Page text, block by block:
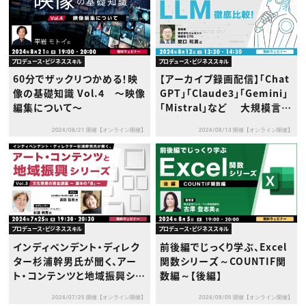
プロデュース・ビジネススキル
60分でザックリつかめる！映
像の基礎知識 Vol.4 〜映像
編集について〜
2024/08/21 開催【オンライン開催】
プロデュース・ビジネススキル
【アーカイブ録画配信】「Chat
GPT」「Claude3」「Gemini」
「Mistral」など 大規模言語
モデル（LLM）徹底比較！
2024/08/13 開催【オンライン開催】
プロデュース・ビジネススキル
インディペンデント・ディレク
ター杉浦幹男氏が聞く、アー
ト・コンテンツと地域振興シリ
2024/07/25 開催【オンライン開催】
プロデュース・ビジネススキル
前後編でじっくり学ぶ、Excel
関数シリーズ～COUNTIF関
数編～【後編】
2024/08/05 開催【オンライン開催】